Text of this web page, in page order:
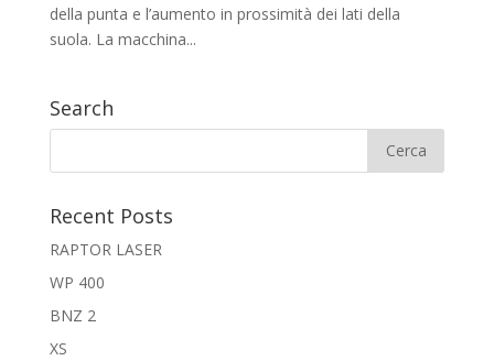
della punta e l’aumento in prossimità dei lati della
suola. La macchina...
Search
Recent Posts
RAPTOR LASER
WP 400
BNZ 2
XS